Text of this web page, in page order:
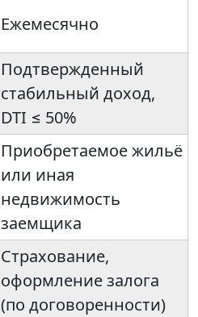
Ежемесячно
Подтвержденный
стабильный доход,
DTI ≤ 50%
Приобретаемое жильё
или иная
недвижимость
заемщика
Страхование,
оформление залога
(по договоренности)